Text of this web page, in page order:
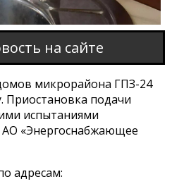
на сайте
микрорайона ГПЗ-24
Приостановка подачи
испытаниями
АО «Энергоснабжающее
адресам: